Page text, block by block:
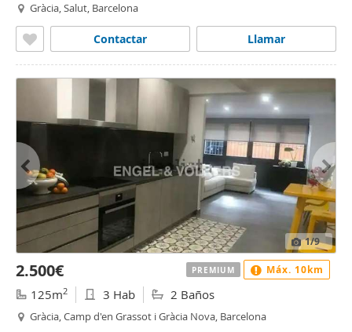
Gràcia, Salut, Barcelona
Llamar
Contactar
1/9
2.500€
125m2 3 Hab 2 Baños
Gràcia, Camp d'en Grassot i Gràcia Nova, Barcelona
PREMIUM Máx. 10km